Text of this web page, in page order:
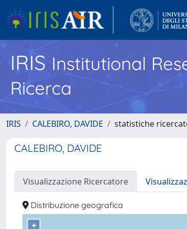
IRISInstitutional
Ricerca
IRIS CALEBIRO, DAVIDE statistiche
CALEBIRO, DAVIDE
Visualizzazione Ricercatore
Distribuzione geografica
+